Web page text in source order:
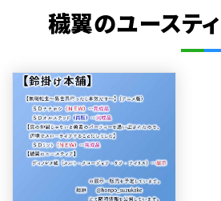
穢翼のユーステ